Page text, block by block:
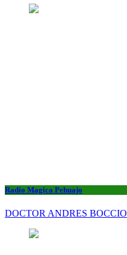
Radio Magica Pehuajo
DOCTOR ANDRES BOCCIO